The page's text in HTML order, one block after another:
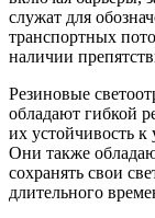
служат для
транспортных
наличии
Резиновые
обладают гибкой
их устойчивость
Они также
сохранять свои
длительного